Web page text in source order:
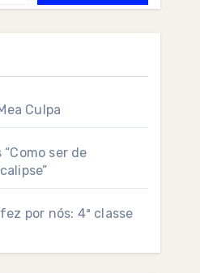
Culpa
ser de
por nós: 4ª classe